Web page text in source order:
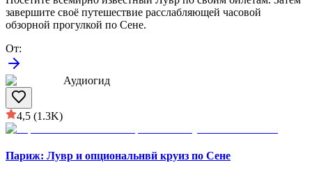
завершите своё путешествие расслабляющей часовoй
обзорной прогулкой по Сене.
От:
Аудиогид
4,5 (1.3K)
Париж: Лувр и опциональнвй круиз по Сене